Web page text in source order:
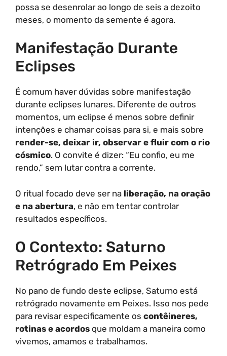
possa se desenrolar ao longo de seis a dezoito
meses, o momento da semente é agora.
Manifestação Durante
Eclipses
É comum haver dúvidas sobre manifestação
durante eclipses lunares. Diferente de outros
momentos, um eclipse é menos sobre definir
intenções e chamar coisas para si, e mais sobre
render-se, deixar ir, observar e fluir com o rio
cósmico. O convite é dizer: “Eu confio, eu me
rendo,” sem lutar contra a corrente.
O ritual focado deve ser na liberação, na oração
e na abertura, e não em tentar controlar
resultados específicos.
O Contexto: Saturno
Retrógrado Em Peixes
No pano de fundo deste eclipse, Saturno está
retrógrado novamente em Peixes. Isso nos pede
para revisar especificamente os contêineres,
rotinas e acordos que moldam a maneira como
vivemos, amamos e trabalhamos.